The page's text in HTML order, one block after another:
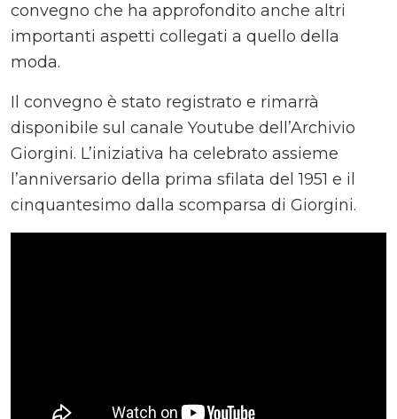
convegno che ha approfondito anche altri
importanti aspetti collegati a quello della
moda.
Il convegno è stato registrato e rimarrà
disponibile sul canale Youtube dell’Archivio
Giorgini. L’iniziativa ha celebrato assieme
l’anniversario della prima sfilata del 1951 e il
cinquantesimo dalla scomparsa di Giorgini.